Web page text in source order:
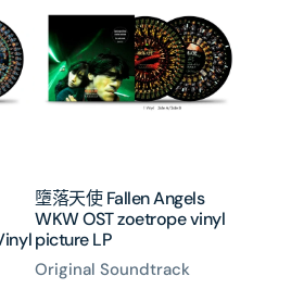
天
使
Fallen
Angels
WKW
picture
LP
墮落天使 Fallen Angels
WKW OST zoetrope vinyl
picture LP
Original Soundtrack